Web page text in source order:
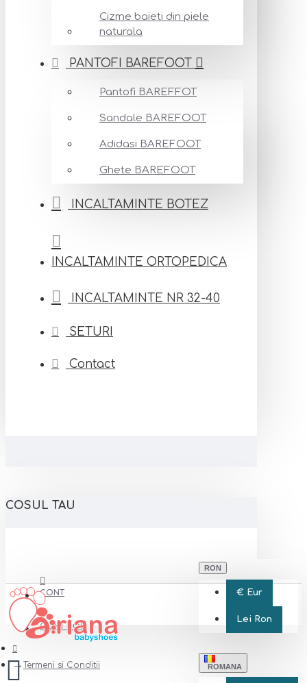
Cizme baieti din piele
naturala
PANTOFI BAREFOOT
Pantofi BAREFFOT
Sandale BAREFOOT
Adidasi BAREFOOT
Ghete BAREFOOT
INCALTAMINTE BOTEZ
INCALTAMINTE ORTOPEDICA
INCALTAMINTE NR 32-40
SETURI
Contact
COSUL TAU
CONT
CONT NOU
RON
€ Eur
Lei Ron
ROMANA
Termeni si Conditii